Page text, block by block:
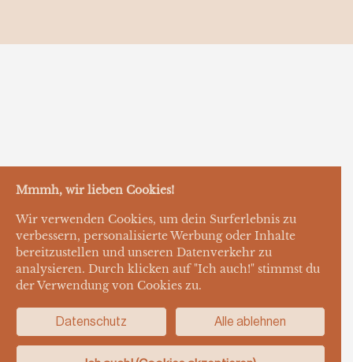
Mmmh, wir lieben Cookies!
Wir verwenden Cookies, um dein Surferlebnis zu
verbessern, personalisierte Werbung oder Inhalte
bereitzustellen und unseren Datenverkehr zu
analysieren. Durch klicken auf "Ich auch!" stimmst du
der Verwendung von Cookies zu.
Datenschutz Alle ablehnen